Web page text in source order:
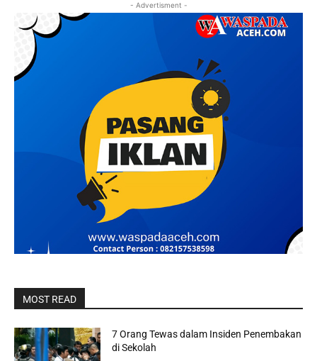
- Advertisment -
MOST READ
7 Orang Tewas dalam Insiden Penembakan
di Sekolah